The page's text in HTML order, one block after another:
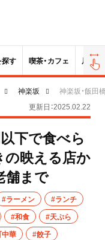
探す 喫茶・カフェ 居酒屋
神楽坂
神楽坂・飯田
更新日：2025.02.22
下で食べら
の映える店か
舗まで
#ラーメン
#ランチ
#和食
#天ぷら
華 #餃子